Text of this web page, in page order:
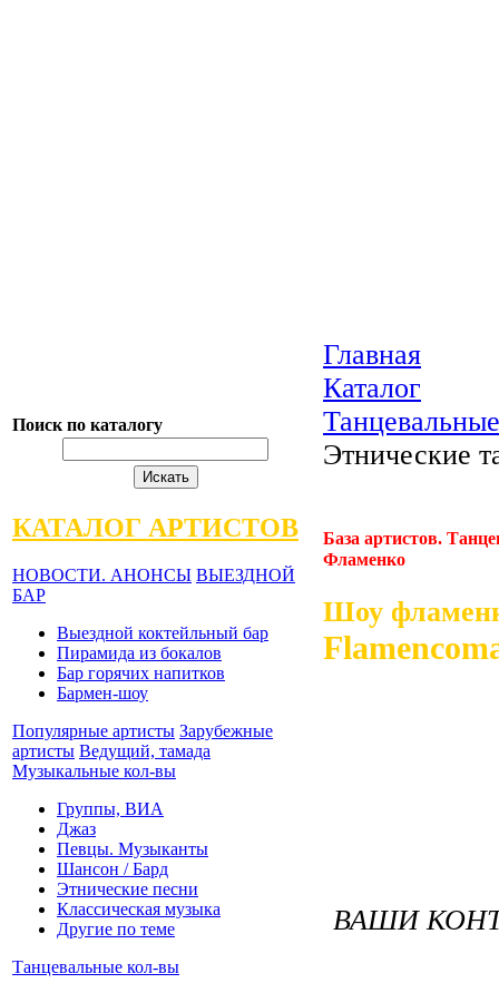
Поиск по каталогу
КАТАЛОГ АРТИСТОВ
НОВОСТИ. АНОНСЫ ВЫЕЗДНОЙ
БАР
Выездной коктейльный бар
Пирамида из бокалов
Бар горячих напитков
Бармен-шоу
Популярные артисты Зарубежные
артисты Ведущий, тамада
Музыкальные кол-вы
Группы, ВИА
Джаз
Певцы. Музыканты
Шансон / Бард
Этнические песни
Классическая музыка
Другие по теме
Танцевальные кол-вы
Главная
Каталог
Этнические
База артистов.
Фламенко
Шоу
ВАШИ